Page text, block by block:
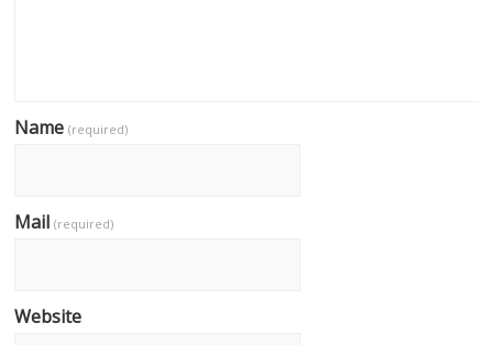
Name(required)
Mail(required)
Website